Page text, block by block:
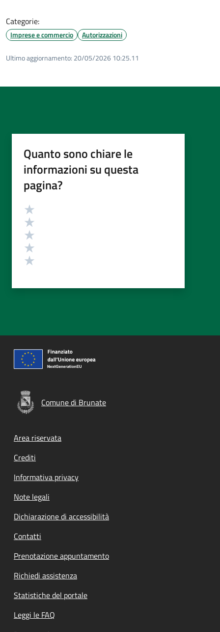
Categorie:
Imprese e commercio Autorizzazioni
Ultimo aggiornamento: 20/05/2026 10:25.11
Quanto sono chiare le
informazioni su questa
pagina?
Valutazione
Comune di Brunate
Footer menu
Area riservata
Crediti
Informativa privacy
Note legali
Dichiarazione di accessibilità
Contatti
Prenotazione appuntamento
Richiedi assistenza
Statistiche del portale
Leggi le FAQ